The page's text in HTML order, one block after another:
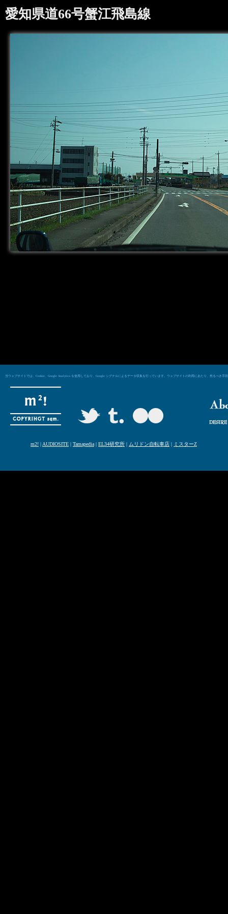
愛知県道66号蟹江飛島線
当ウェブサイトでは、Cookie、Google Analytics を使用しており、Google シグナルによるデータ収集を行っています。ウェブサイトの利用にあたり、然るべき
m2! | AUDIOSITE | Tamapedia | EL34研究所 | ムリドン自転車店 | ミスターZ